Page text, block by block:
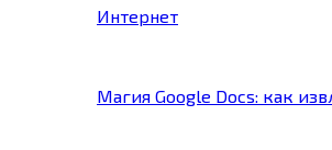
Интернет
Магия Google Docs: как